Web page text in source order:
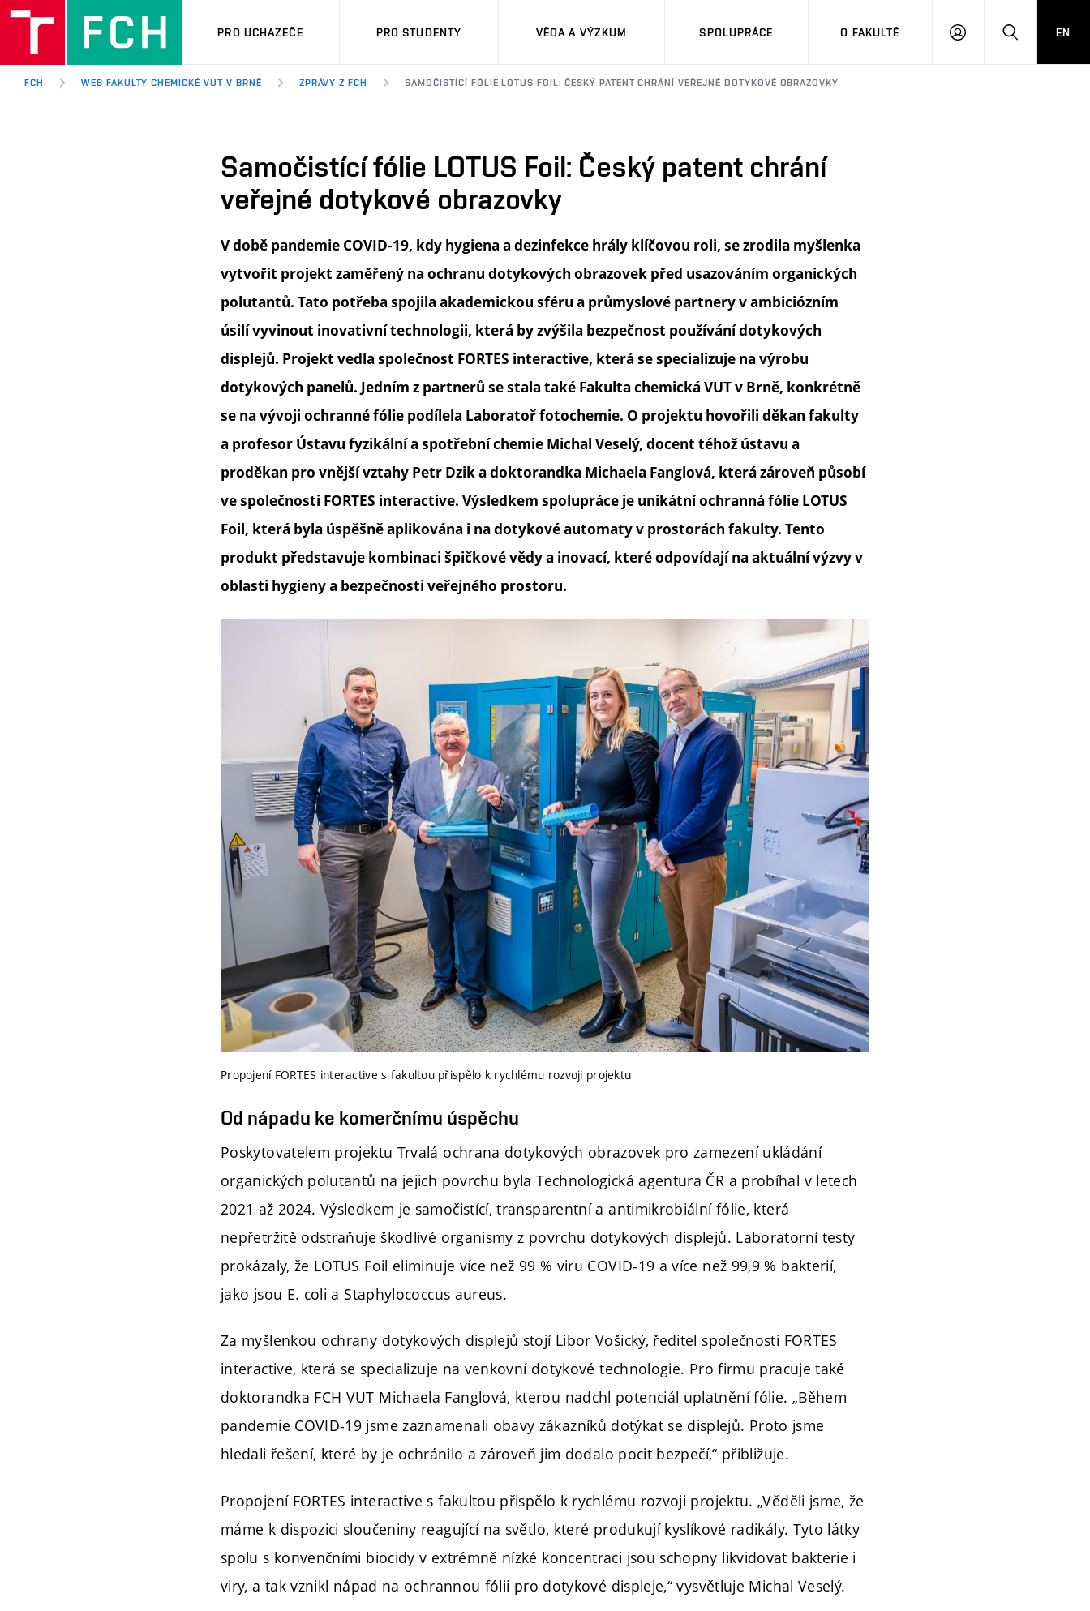
PRO UCHAZEČE PRO STUDENTY VĚDA A VÝZKUM SPOLUPRÁCE O FAKULTĚ
PŘIHLÁSITHLEDAT
EN
FCH WEB FAKULTY CHEMICKÉ VUT V BRNĚ ZPRÁVY Z FCH SAMOČISTÍCÍ FÓLIE LOTUS FOIL: ČESKÝ PATENT CHRÁNÍ VEŘEJNÉ DOTYKOVÉ OBRAZOVKY
Samočistící fólie LOTUS Foil: Český patent chrání
veřejné dotykové obrazovky
V době pandemie COVID-19, kdy hygiena a dezinfekce hrály klíčovou roli, se zrodila myšlenka
vytvořit projekt zaměřený na ochranu dotykových obrazovek před usazováním organických
polutantů. Tato potřeba spojila akademickou sféru a průmyslové partnery v ambiciózním
úsilí vyvinout inovativní technologii, která by zvýšila bezpečnost používání dotykových
displejů. Projekt vedla společnost FORTES interactive, která se specializuje na výrobu
dotykových panelů. Jedním z partnerů se stala také Fakulta chemická VUT v Brně, konkrétně
se na vývoji ochranné fólie podílela Laboratoř fotochemie. O projektu hovořili děkan fakulty
a profesor Ústavu fyzikální a spotřební chemie Michal Veselý, docent téhož ústavu a
proděkan pro vnější vztahy Petr Dzik a doktorandka Michaela Fanglová, která zároveň působí
ve společnosti FORTES interactive. Výsledkem spolupráce je unikátní ochranná fólie LOTUS
Foil, která byla úspěšně aplikována i na dotykové automaty v prostorách fakulty. Tento
produkt představuje kombinaci špičkové vědy a inovací, které odpovídají na aktuální výzvy v
oblasti hygieny a bezpečnosti veřejného prostoru.
Propojení FORTES interactive s fakultou přispělo k rychlému rozvoji projektu
Od nápadu ke komerčnímu úspěchu
Poskytovatelem projektu Trvalá ochrana dotykových obrazovek pro zamezení ukládání
organických polutantů na jejich povrchu byla Technologická agentura ČR a probíhal v letech
2021 až 2024. Výsledkem je samočistící, transparentní a antimikrobiální fólie, která
nepřetržitě odstraňuje škodlivé organismy z povrchu dotykových displejů. Laboratorní testy
prokázaly, že LOTUS Foil eliminuje více než 99 % viru COVID-19 a více než 99,9 % bakterií,
jako jsou E. coli a Staphylococcus aureus.
Za myšlenkou ochrany dotykových displejů stojí Libor Vošický, ředitel společnosti FORTES
interactive, která se specializuje na venkovní dotykové technologie. Pro firmu pracuje také
doktorandka FCH VUT Michaela Fanglová, kterou nadchl potenciál uplatnění fólie. „Během
pandemie COVID-19 jsme zaznamenali obavy zákazníků dotýkat se displejů. Proto jsme
hledali řešení, které by je ochránilo a zároveň jim dodalo pocit bezpečí,“ přibližuje.
Propojení FORTES interactive s fakultou přispělo k rychlému rozvoji projektu. „Věděli jsme, že
máme k dispozici sloučeniny reagující na světlo, které produkují kyslíkové radikály. Tyto látky
spolu s konvenčními biocidy v extrémně nízké koncentraci jsou schopny likvidovat bakterie i
viry, a tak vznikl nápad na ochrannou fólii pro dotykové displeje,“ vysvětluje Michal Veselý.